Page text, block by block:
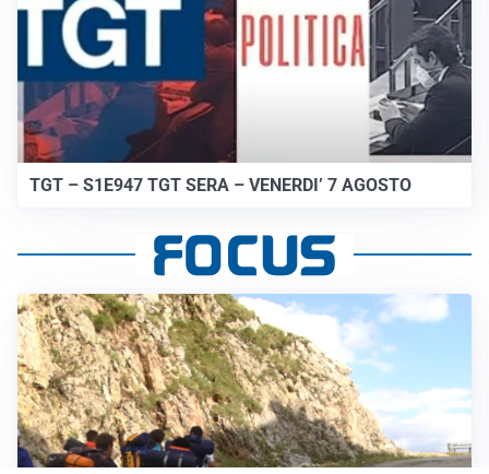
TGT – S1E947 TGT SERA – VENERDI’ 7 AGOSTO